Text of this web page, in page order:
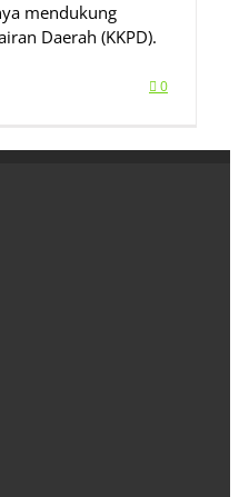
mendukung
Daerah (KKPD).
0